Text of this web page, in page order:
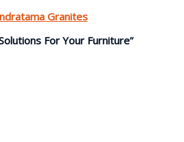
Granites
For Your Furniture”